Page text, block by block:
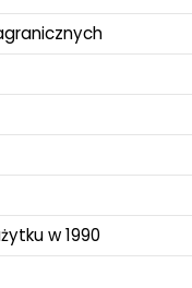
w 1990